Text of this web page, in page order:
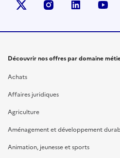
X (anciennement Twitter)
instagramlinkedin
Découvrir nos offres par domaine
Achats
Affaires juridiques
Agriculture
Aménagement et développement
Animation, jeunesse et sports